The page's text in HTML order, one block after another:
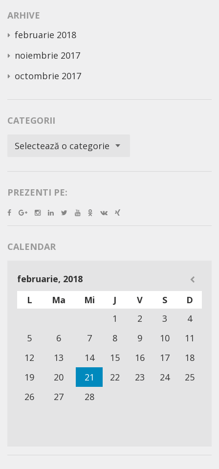
ARHIVE
februarie 2018
noiembrie 2017
octombrie 2017
CATEGORII
Categorii
Selectează o categorie
PREZENTI PE:
CALENDAR
februarie, 2018
L
Ma Mi J V S
D
1
2 3
4
5
6 7 8 9 10
11
12
13 14 15 16 17
18
19
20 21 22 23 24
25
26
27 28